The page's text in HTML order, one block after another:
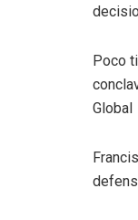
Poco
Global